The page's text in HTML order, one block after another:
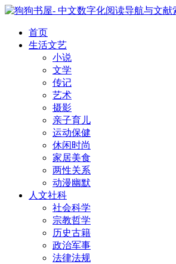
首页
生活文艺
小说
文学
传记
艺术
摄影
亲子育儿
运动保健
休闲时尚
家居美食
两性关系
动漫幽默
人文社科
社会科学
宗教哲学
历史古籍
政治军事
法律法规